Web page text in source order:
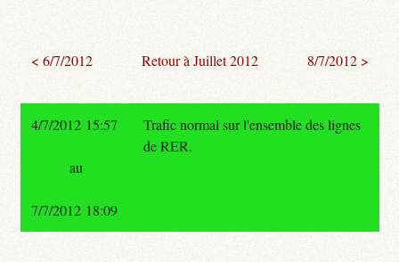
< 6/7/2012 Retour à Juillet 2012 8/7/2012 >
4/7/2012 15:57
Trafic normal sur l'ensemble des lignes
de RER.
au
7/7/2012 18:09